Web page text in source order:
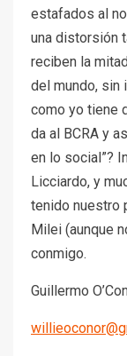
estafados al
una distorsión
reciben la
del mundo, sin
como yo tiene
da al BCRA y
en lo social”?
Licciardo, y
tenido nuestro
Milei (aunque
conmigo.
Guillermo